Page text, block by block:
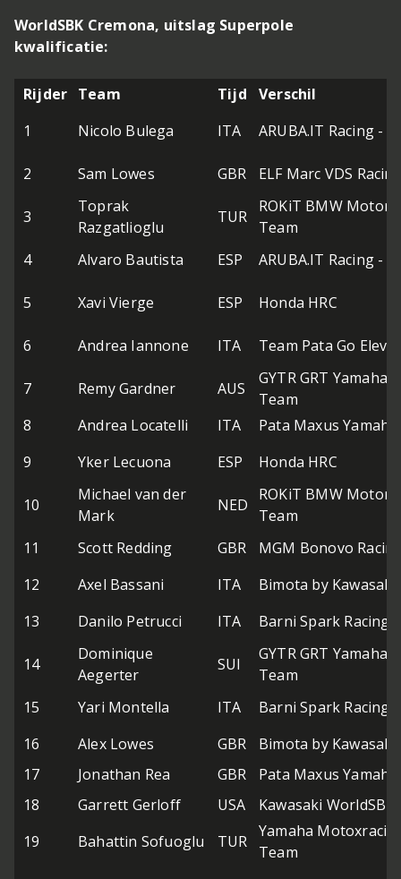
WorldSBK Cremona, uitslag Superpole
kwalificatie:
Rijder Team Tijd
Verschil
1
Nicolo Bulega ITA ARUBA.IT Racing -
2 Sam Lowes GBR ELF Marc VDS
3
Toprak
Razgatlioglu
TUR
ROKiT BMW
Team
4
Alvaro Bautista ESP ARUBA.IT Racing -
5 Xavi Vierge ESP Honda HRC
6 Andrea Iannone ITA Team Pata Go
7 Remy Gardner AUS
GYTR GRT Yamaha
Team
8
Andrea Locatelli ITA
Pata Maxus Yamaha
9
Yker Lecuona ESP Honda HRC
10
Michael van der
Mark
NED
ROKiT BMW
Team
11
Scott Redding GBR
MGM Bonovo
12
Axel Bassani ITA
Bimota by Kawasaki
13
Danilo Petrucci ITA Barni Spark Racing
14
Dominique
Aegerter
SUI
GYTR GRT Yamaha
Team
15
Yari Montella ITA
Barni Spark Racing
16
Alex Lowes GBR
Bimota by Kawasaki
17
Jonathan Rea GBR
Pata Maxus Yamaha
18
Garrett Gerloff USA
Kawasaki WorldSBK
19
Bahattin Sofuoglu TUR
Yamaha
Team